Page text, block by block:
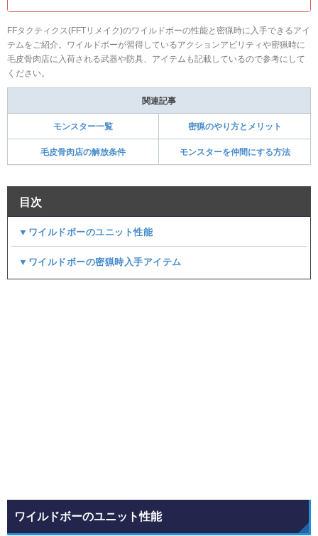
FFタクティクス(FFTリメイク)のワイルドボーの性能と密猟時に入手できるアイ
テムをご紹介。ワイルドボーが習得しているアクションアビリティや密猟時に
毛皮骨肉店に入荷される武器や防具、アイテムも記載しているので参考にして
ください。
関連記事
モンスター一覧 密猟のやり方とメリット
毛皮骨肉店の解放条件 モンスターを仲間にする方法
目次
▼ワイルドボーのユニット性能
▼ワイルドボーの密猟時入手アイテム
ワイルドボーのユニット性能